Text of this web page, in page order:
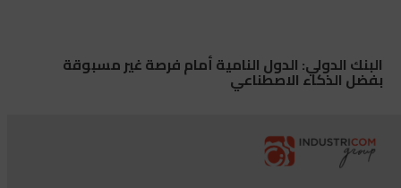
البنك الدولي: الدول النامية أمام فرصة غير مسبوقة
بفضل الذكاء الاصطناعي